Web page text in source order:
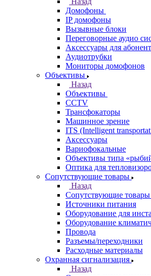
Домофоны
IP домофоны
Вызывные блоки
Переговорные аудио
Аксессуары для
Аудиотрубки
Мониторы домофонов
Объективы
Назад
Объективы
CCTV
Трансфокаторы
Машинное зрение
ITS (Intelligent
Аксессуары
Вариофокальные
Объективы типа
Оптика для
Сопутствующие товары
Назад
Сопутствующие товары
Источники питания
Оборудование для
Оборудование
Провода
Разъемы/переходники
Расходные материалы
Охранная сигнализация
Назад